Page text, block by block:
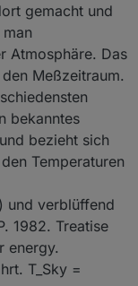
gemacht und
Atmosphäre. Das
Meßzeitraum.
bekanntes
bezieht sich
Temperaturen
und verblüffend
1982. Treatise
energy.
T_Sky =